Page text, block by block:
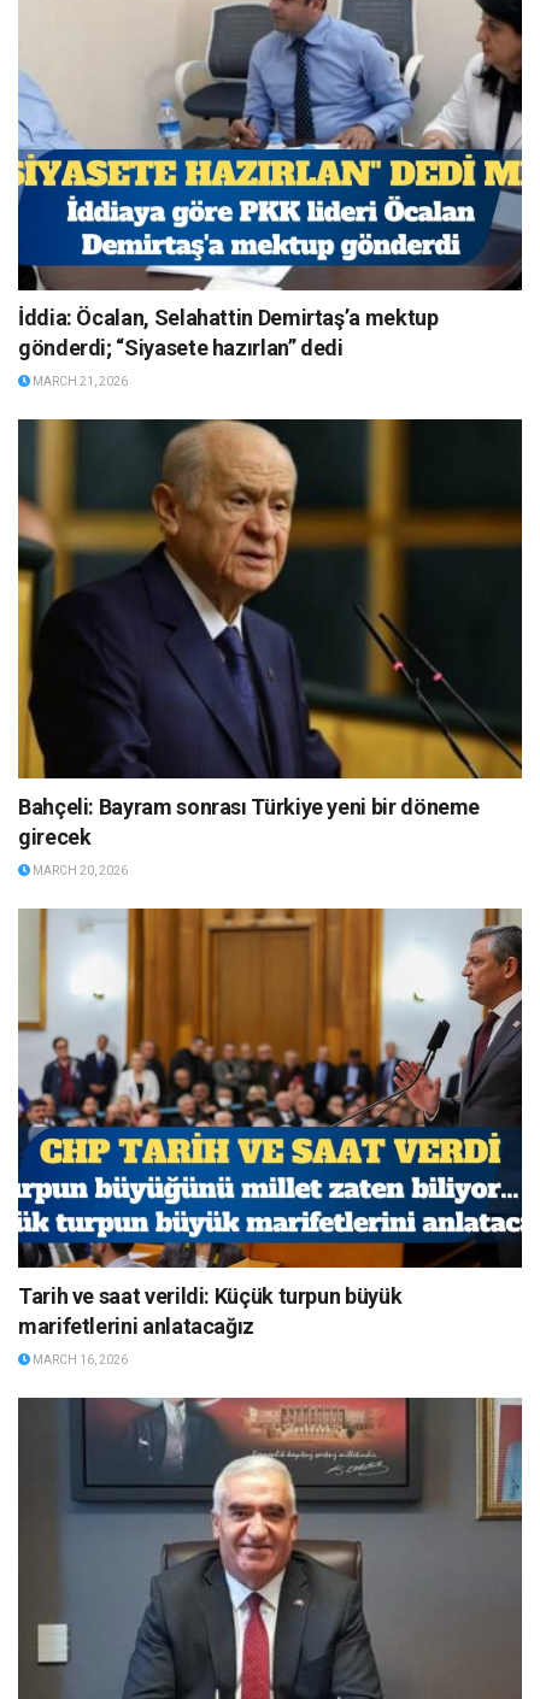
İddia: Öcalan, Selahattin Demirtaş’a mektup
gönderdi; “Siyasete hazırlan” dedi
MARCH 21, 2026
Bahçeli: Bayram sonrası Türkiye yeni bir döneme
girecek
MARCH 20, 2026
Tarih ve saat verildi: Küçük turpun büyük
marifetlerini anlatacağız
MARCH 16, 2026